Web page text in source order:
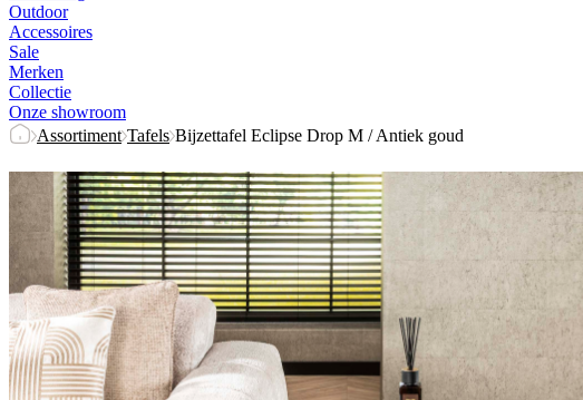
Outdoor
Accessoires
Sale
Merken
Collectie
Onze showroom
Assortiment Tafels Bijzettafel Eclipse Drop M / Antiek goud